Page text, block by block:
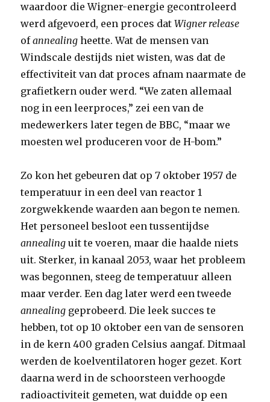
waardoor die Wigner-energie gecontroleerd
werd afgevoerd, een proces datWigner release
ofannealing heette. Wat de mensen van
Windscale destijds niet wisten, was dat de
effectiviteit van dat proces afnam naarmate de
grafietkern ouder werd. “We zaten allemaal
nog in een leerproces,” zei een van de
medewerkers later tegen de BBC, “maar we
moesten wel produceren voor de H-bom.”
Zo kon het gebeuren dat op 7 oktober 1957 de
temperatuur in een deel van reactor 1
zorgwekkende waarden aan begon te nemen.
Het personeel besloot een tussentijdse
annealing uit te voeren, maar die haalde niets
uit. Sterker, in kanaal 2053, waar het probleem
was begonnen, steeg de temperatuur alleen
maar verder. Een dag later werd een tweede
annealing geprobeerd. Die leek succes te
hebben, tot op 10 oktober een van de sensoren
in de kern 400 graden Celsius aangaf. Ditmaal
werden de koelventilatoren hoger gezet. Kort
daarna werd in de schoorsteen verhoogde
radioactiviteit gemeten, wat duidde op een